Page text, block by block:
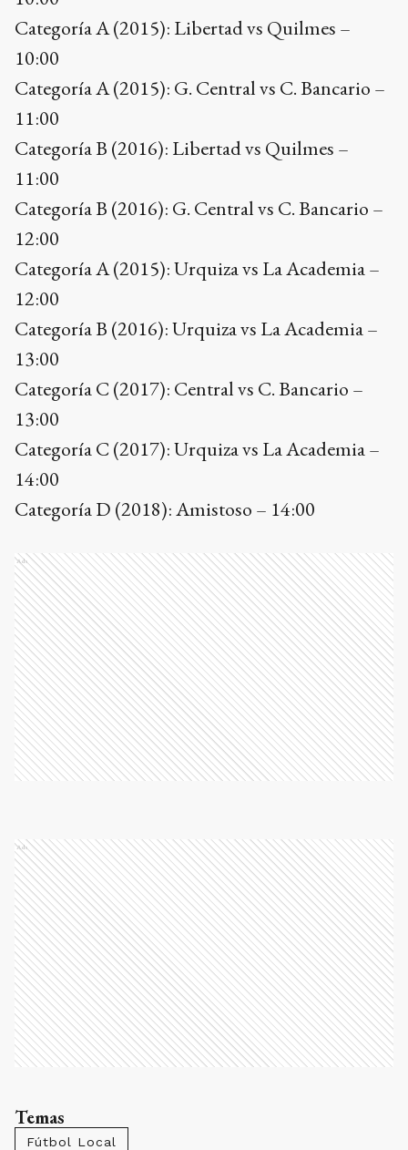
Categoría A (2015): Libertad vs Quilmes –
10:00
Categoría A (2015): G. Central vs C. Bancario –
11:00
Categoría B (2016): Libertad vs Quilmes –
11:00
Categoría B (2016): G. Central vs C. Bancario –
12:00
Categoría A (2015): Urquiza vs La Academia –
12:00
Categoría B (2016): Urquiza vs La Academia –
13:00
Categoría C (2017): Central vs C. Bancario –
13:00
Categoría C (2017): Urquiza vs La Academia –
14:00
Categoría D (2018): Amistoso – 14:00
Ads
Ads
Temas
Fútbol Local